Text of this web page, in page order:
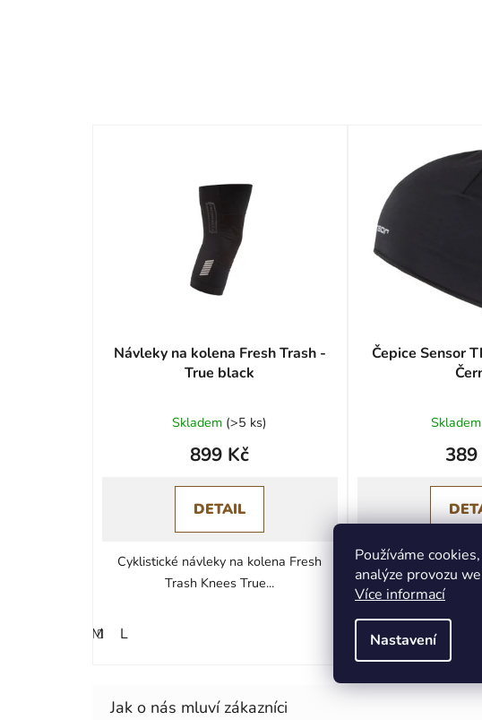
Používáme
analýze provozu
Více informací
Nastavení
Návleky na kolena Fresh Trash -
True black
Skladem (>5 ks)
899 Kč
DETAIL
Cyklistické návleky na kolena Fresh
Trash Knees True...
M L
Čepice Sensor
Skladem
Thermostretch
je
L